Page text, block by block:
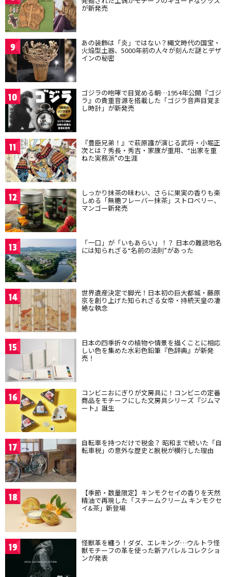
が新発売
9 あの装飾は「炎」ではない？縄文時代の国宝・
火焔型土器、5000年前の人々が刻んだ謎とデザ
インの秘密
10 ゴジラの咆哮で目覚める朝…1954年公開『ゴジ
ラ』の貴重音源を搭載した「ゴジラ音声目覚ま
し時計」が新発売
11 『豊臣兄弟！』で萩原護が演じる武将・小堀正
次とは？秀長・秀吉・家康が重用、“出家を重
ねた実務派”の生涯
12 しっかり抹茶の味わい、さらに果実の香りも楽
しめる「無糖フレーバー抹茶」ストロベリー、
マンゴー新発売
13 「一口」が「いもあらい」！？ 日本の難読地名
には知られざる“名前の法則”があった
14 世界遺産決定で脚光！日本初の巨大都城・藤原
京を創り上げた知られざる女帝・持統天皇の凄
絶な執念
15 日本の四季折々の植物や情景を描くことに相応
しい色を集めた水彩色鉛筆『色辞典』が新発
売！
16 コンビニおにぎりが文房具に！コンビニの定番
商品をモチーフにした文房具シリーズ『ジムマ
ート』誕生
17 自転車を持つだけで税金？ 昭和まで続いた「自
転車税」の意外な歴史と脱税が横行した理由
18 【季節・数量限定】キンモクセイの香りを天然
精油で再現した「スチームクリーム キンモクセ
イ&茶」新登場
19 怪獣革を纏う！ダダ、エレキング…ウルトラ怪
獣モチーフの革を使った新アパレルコレクショ
ンが発表